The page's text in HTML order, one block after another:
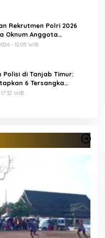
Rekrutmen Polri 2026
Oknum Anggota
Polda Jambi
- 12:05 WIB
Polisi di Tanjab Timur:
6 Tersangka
Polri
WIB